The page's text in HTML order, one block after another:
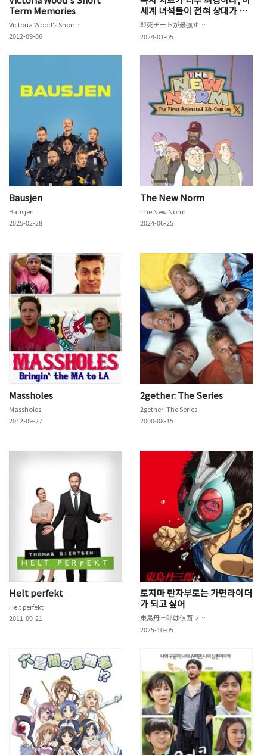
Term Memories
Victoria Wood's Short Term Memories
2012-09-06
세계 녀석들이 전혀 상대가 되
지 않습니다만.
即死チートが最強すぎて、異世界のやつらがまるで相手にならないんですが。
2024-01-05
Bausjen
Bausjen
2025-02-28
The New Norm
The New Norm
2024-06-25
Massholes
Massholes
2012-09-27
2gether: The Series
2gether: The Series
2000-08-15
Helt perfekt
Helt perfekt
2011-09-21
토지마 탄자부로는 가면라이더
가 되고 싶어
東島丹三郎は仮面ライダーになりたい
2025-10-05